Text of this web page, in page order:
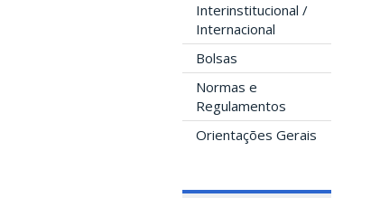
Interinstitucional /
Internacional
Bolsas
Normas e
Regulamentos
Orientações Gerais